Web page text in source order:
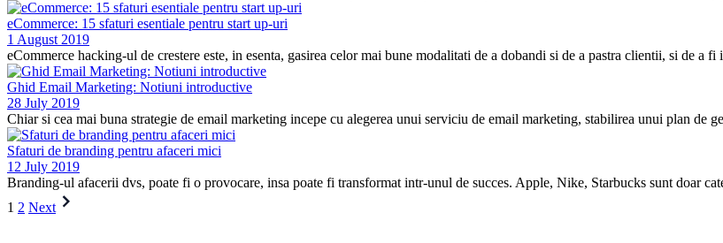
eCommerce: 15 sfaturi esentiale pentru start up-uri
1 August 2019
eCommerce hacking-ul de crestere este, in esenta, gasirea celor mai bune modalitati de a dobandi si de a pastra clientii, si de a
Ghid Email Marketing: Notiuni introductive
28 July 2019
Chiar si cea mai buna strategie de email marketing incepe cu alegerea unui serviciu de email marketing, stabilirea unui plan de
Sfaturi de branding pentru afaceri mici
12 July 2019
Branding-ul afacerii dvs, poate fi o provocare, insa poate fi transformat intr-unul de succes. Apple, Nike, Starbucks sunt doar
Posts
1 2 Next